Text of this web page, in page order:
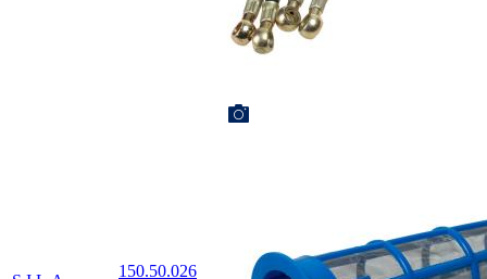
150.50.026